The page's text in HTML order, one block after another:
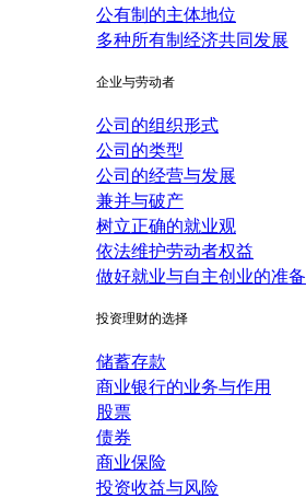
公有制的主体地位
多种所有制经济共同发展
企业与劳动者
公司的组织形式
公司的类型
公司的经营与发展
兼并与破产
树立正确的就业观
依法维护劳动者权益
做好就业与自主创业的准备
投资理财的选择
储蓄存款
商业银行的业务与作用
股票
债券
商业保险
投资收益与风险